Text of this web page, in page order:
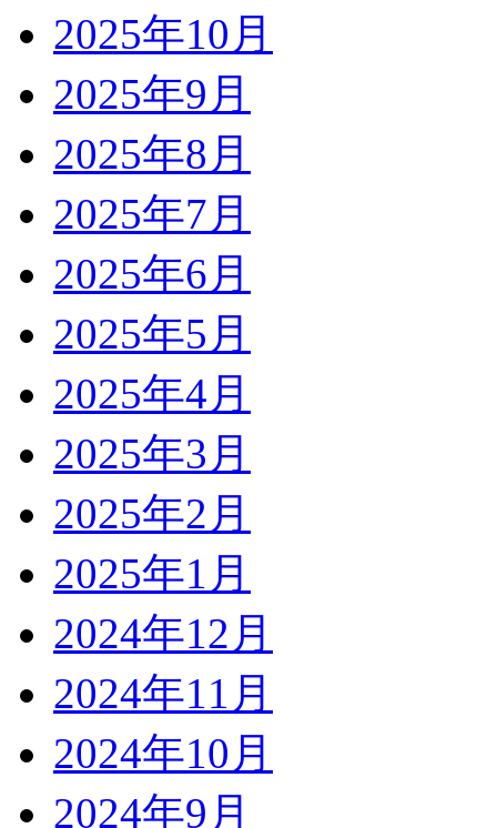
2025年10月
2025年9月
2025年8月
2025年7月
2025年6月
2025年5月
2025年4月
2025年3月
2025年2月
2025年1月
2024年12月
2024年11月
2024年10月
2024年9月